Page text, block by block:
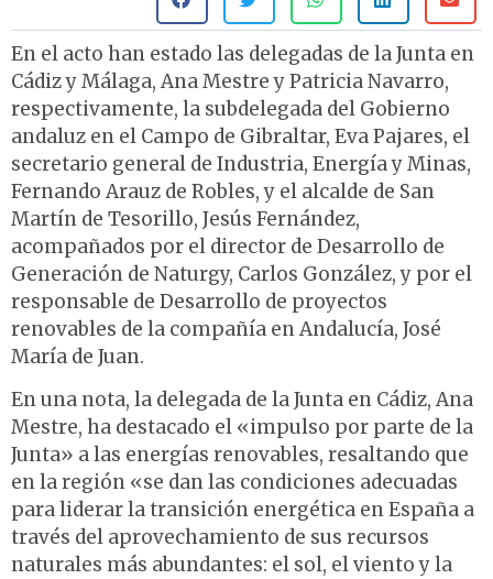
En el acto han estado las delegadas de la Junta en
Cádiz y Málaga, Ana Mestre y Patricia Navarro,
respectivamente, la subdelegada del Gobierno
andaluz en el Campo de Gibraltar, Eva Pajares, el
secretario general de Industria, Energía y Minas,
Fernando Arauz de Robles, y el alcalde de San
Martín de Tesorillo, Jesús Fernández,
acompañados por el director de Desarrollo de
Generación de Naturgy, Carlos González, y por el
responsable de Desarrollo de proyectos
renovables de la compañía en Andalucía, José
María de Juan.
En una nota, la delegada de la Junta en Cádiz, Ana
Mestre, ha destacado el «impulso por parte de la
Junta» a las energías renovables, resaltando que
en la región «se dan las condiciones adecuadas
para liderar la transición energética en España a
través del aprovechamiento de sus recursos
naturales más abundantes: el sol, el viento y la